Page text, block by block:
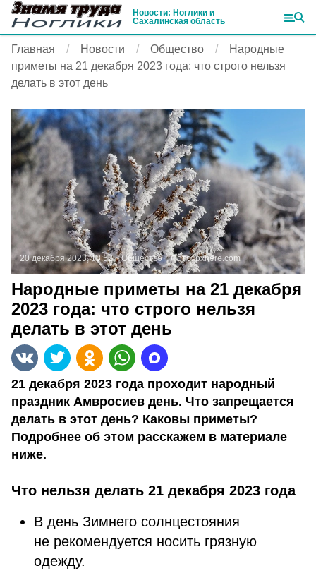
Новости: Ноглики и
Сахалинская область
Главная Новости Общество
Народные
приметы на 21 декабря 2023 года: что строго нельзя
делать в этот день
20 декабря 2023, 13:52 Общество Фото:pxhere.com
Народные приметы на 21 декабря
2023 года: что строго нельзя
делать в этот день
21 декабря 2023 года проходит народный
праздник Амвросиев день. Что запрещается
делать в этот день? Каковы приметы?
Подробнее об этом расскажем в материале
ниже.
Что нельзя делать 21 декабря 2023 года
В день Зимнего солнцестояния
не рекомендуется носить грязную
одежду.